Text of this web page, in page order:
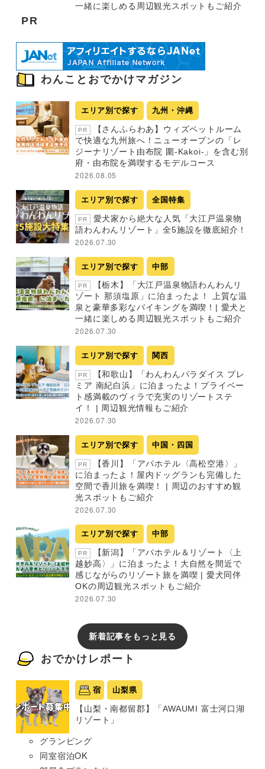
一緒に楽しめる周辺観光スポットもご紹介
PR
わんことおでかけマガジン
エリア別で探す 九州・沖縄
PR
【さんふらわあ】ウィズペットルーム
で快適な九州旅へ！ニューオープンの「レ
ジーナリゾート由布院 圍-Kakoi-」を含む別
府・由布院を満喫するモデルコース
2026.08.05
エリア別で探す 全国特集
PR
愛犬家から絶大な人気「大江戸温泉物
語わんわんリゾート」全5施設を徹底紹介！
2026.07.30
エリア別で探す 中部
PR
【栃木】「大江戸温泉物語わんわんリ
ゾート 那須塩原」に泊まったよ！ 上質な温
泉と豪華多彩なバイキングを満喫！| 愛犬と
一緒に楽しめる周辺観光スポットもご紹介
2026.07.30
エリア別で探す 関西
PR
【和歌山】「わんわんパラダイス プレ
ミア 南紀白浜」に泊まったよ！プライベー
ト感満載のヴィラで充実のリゾートステ
イ！ | 周辺観光情報もご紹介
2026.07.30
エリア別で探す 中国・四国
PR
【香川】「アパホテル〈高松空港〉」
に泊まったよ！屋内ドッグランも完備した
空間で香川旅を満喫！ | 周辺のおすすめ観
光スポットもご紹介
2026.07.30
エリア別で探す 中部
PR
【新潟】「アパホテル＆リゾート〈上
越妙高〉」に泊まったよ！大自然を間近で
感じながらのリゾート旅を満喫 | 愛犬同伴
OKの周辺観光スポットもご紹介
2026.07.30
新着記事をもっと見る
おでかけレポート
宿 山梨県
【山梨・南都留郡】「AWAUMI 富士河口湖
リゾート」
グランピング
同室宿泊OK